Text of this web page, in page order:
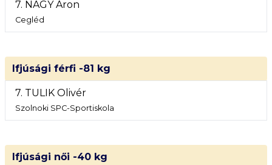
7. NAGY Áron
Cegléd
Ifjúsági férfi -81 kg
7. TULIK Olivér
Szolnoki SPC-Sportiskola
Ifjúsági női -40 kg